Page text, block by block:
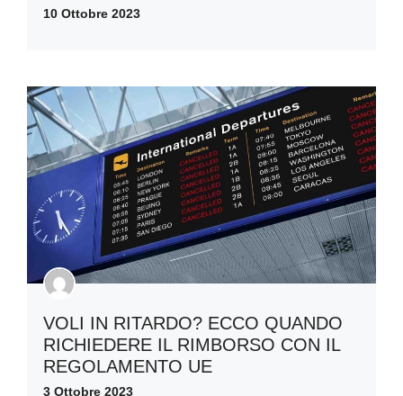
10 Ottobre 2023
VOLI IN RITARDO? ECCO QUANDO
RICHIEDERE IL RIMBORSO CON IL
REGOLAMENTO UE
3 Ottobre 2023